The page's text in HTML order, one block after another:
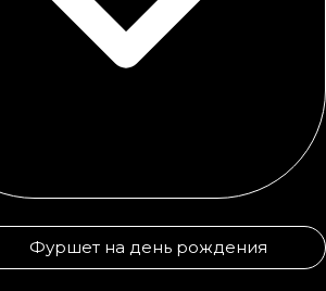
Фуршет на день рождения